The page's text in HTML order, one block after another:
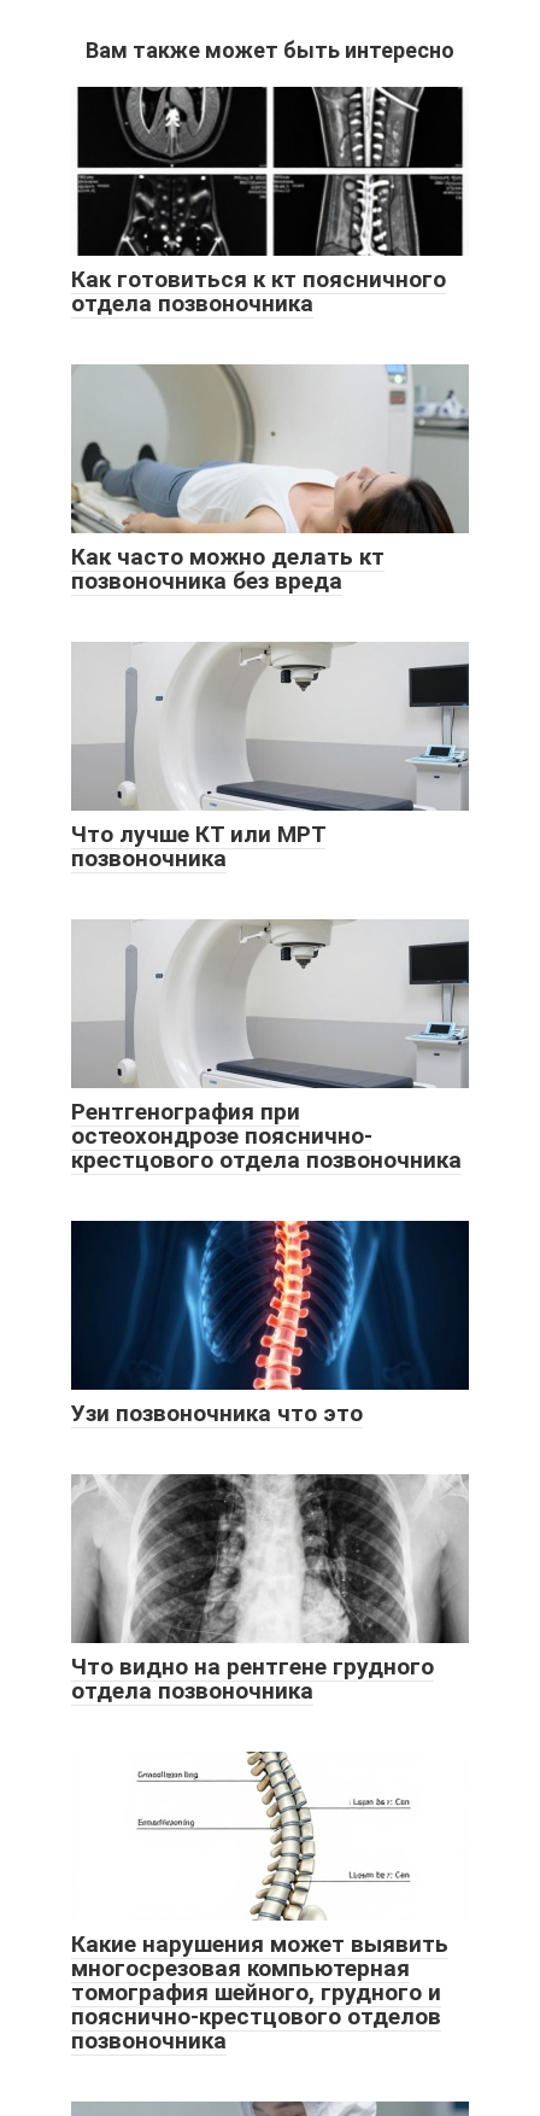
Вам также может быть интересно
Как готовиться к кт поясничного
отдела позвоночника
Как часто можно делать кт
позвоночника без вреда
Что лучше КТ или МРТ
позвоночника
Рентгенография при
остеохондрозе пояснично-
крестцового отдела позвоночника
Узи позвоночника что это
Что видно на рентгене грудного
отдела позвоночника
Какие нарушения может выявить
многосрезовая компьютерная
томография шейного, грудного и
пояснично-крестцового отделов
позвоночника